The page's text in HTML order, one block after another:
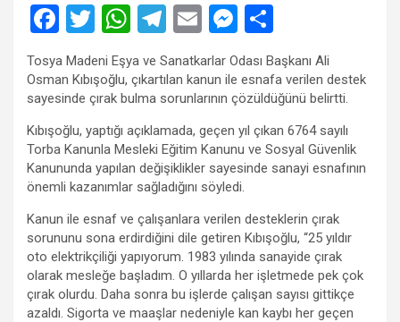
F
a
ce
b
o
o
k
T
wi
tt
er
W
at
s
A
p
p
T
el
e
gr
a
m
E
m
ail
M
es
se
n
g
er
ar
e
Tosya Madeni Eşya ve Sanatkarlar Odası Başkanı Ali
Osman Kıbışoğlu, çıkartılan kanun ile esnafa verilen destek
sayesinde çırak bulma sorunlarının çözüldüğünü belirtti.
Kıbışoğlu, yaptığı açıklamada, geçen yıl çıkan 6764 sayılı
Torba Kanunla Mesleki Eğitim Kanunu ve Sosyal Güvenlik
Kanununda yapılan değişiklikler sayesinde sanayi esnafının
önemli kazanımlar sağladığını söyledi.
Kanun ile esnaf ve çalışanlara verilen desteklerin çırak
sorununu sona erdirdiğini dile getiren Kıbışoğlu, “25 yıldır
oto elektrikçiliği yapıyorum. 1983 yılında sanayide çırak
olarak mesleğe başladım. O yıllarda her işletmede pek çok
çırak olurdu. Daha sonra bu işlerde çalışan sayısı gittikçe
azaldı. Sigorta ve maaşlar nedeniyle kan kaybı her geçen